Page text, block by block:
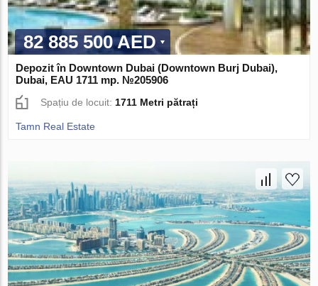
82 885 500 AED
Depozit în Downtown Dubai (Downtown Burj Dubai),
Dubai, EAU 1711 mp. №205906
Spațiu de locuit: 1711 Metri pătrați
Tamn Real Estate